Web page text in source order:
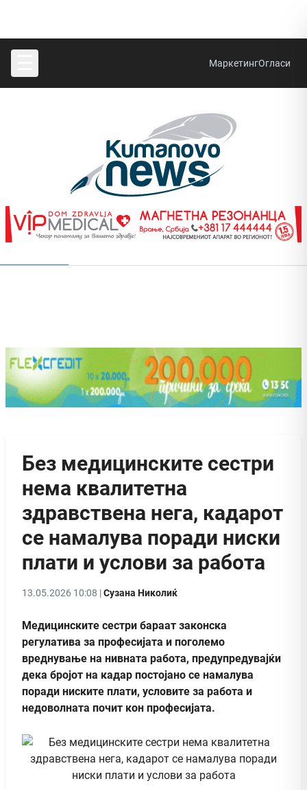
МаркетингОгласи
Без медицинските сестри
нема квалитетна
здравствена нега, кадарот
се намалува поради ниски
плати и услови за работа
13.05.2026 10:08 |Сузана Николиќ
Медицинските сестри бараат законска
регулатива за професијата и поголемо
вреднување на нивната работа, предупредувајќи
дека бројот на кадар постојано се намалува
поради ниските плати, условите за работа и
недоволната почит кон професијата.